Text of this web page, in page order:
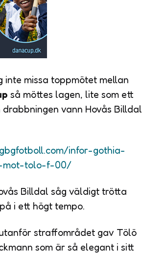
missa toppmötet mellan
så möttes lagen, lite som ett
vann Hovås Billdal
infor-gothia-
mot-tolo-f-00/
Billdal såg väldigt trötta
i ett högt tempo.
straffområdet gav Tölö
som är så elegant i sitt